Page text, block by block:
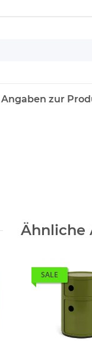
Angaben zur
Ähnliche
SALE